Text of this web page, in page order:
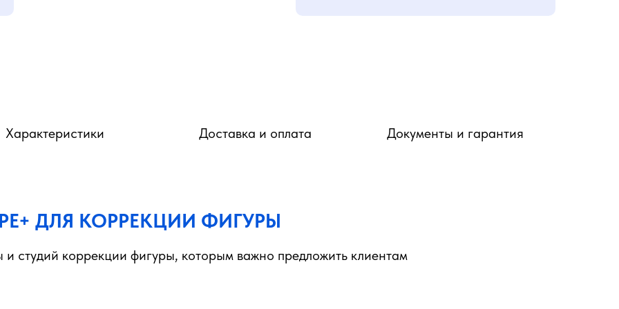
Характеристики Доставка и оплата Документы и гарантия
ДЛЯ КОРРЕКЦИИ ФИГУРЫ
студий коррекции фигуры, которым важно предложить клиентам